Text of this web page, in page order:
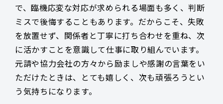
で、臨機応変な対応が求められる場面も多く、判断
ミスで後悔することもあります。だからこそ、失敗
を放置せず、関係者と丁寧に打ち合わせを重ね、次
に活かすことを意識して仕事に取り組んでいます。
元請や協力会社の方々から励ましや感謝の言葉をい
ただけたときは、とても嬉しく、次も頑張ろうとい
う気持ちになります。